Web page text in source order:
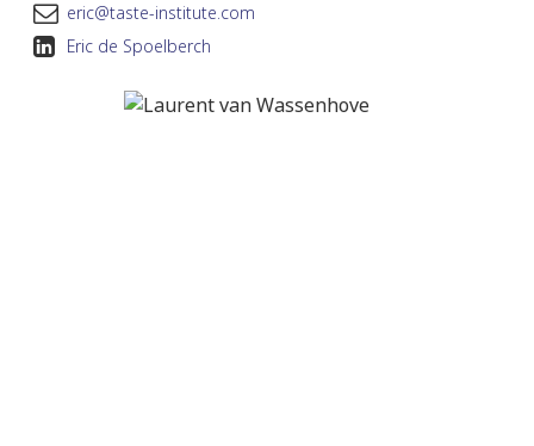
eric@taste-institute.com
Eric de Spoelberch